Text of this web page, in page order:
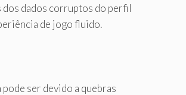
dos dados corruptos do perfil
de jogo fluido.
ser devido a quebras